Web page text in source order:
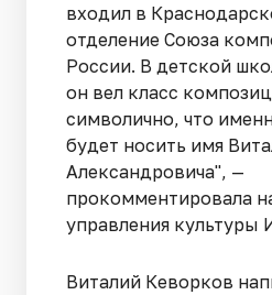
входил в
отделение Союза
России. В детской
он вел класс
символично, что
будет носить имя
Александровича", —
прокомментировала
управления культуры
Виталий Кеворков